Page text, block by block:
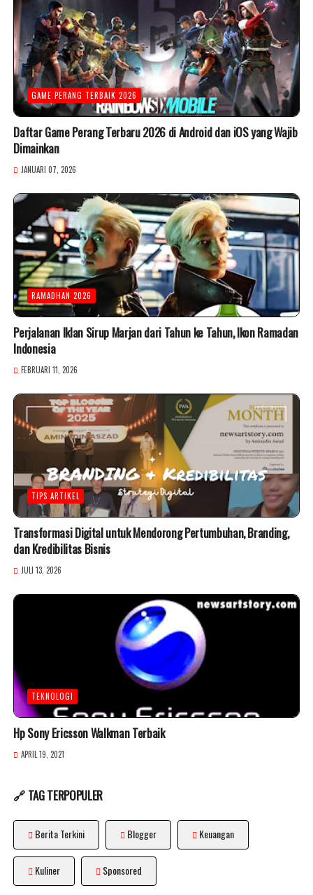
GAME PERANG TERBAIK 2026
Daftar Game Perang Terbaru 2026 di Android dan iOS yang Wajib
Dimainkan
JANUARI 07, 2026
RAMADHAN 2026
Perjalanan Iklan Sirup Marjan dari Tahun ke Tahun, Ikon Ramadan
Indonesia
FEBRUARI 11, 2026
TIPS ARTIKEL
Transformasi Digital untuk Mendorong Pertumbuhan, Branding,
dan Kredibilitas Bisnis
JULI 13, 2026
TEKNOLOGI
Hp Sony Ericsson Walkman Terbaik
APRIL 19, 2021
🔗 TAG TERPOPULER
Berita Terkini Blogger Keuangan
Kuliner Sponsored